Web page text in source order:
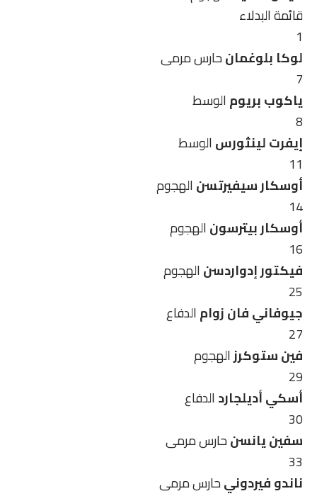
قائمة البدلاء
1
لوكا بلوغمانحارس مرمى
7
ياكوب بريومالوسط
8
إيفرت لينثورسالوسط
11
أوسكار سيفيرتسنالهجوم
14
أوسكار بيترسونالهجوم
16
فيكتور إدواردسنالهجوم
25
جيوفاني فان زوامالدفاع
27
فين ستوكرزالهجوم
29
أسكي أديلجاردالدفاع
30
سفين يانسنحارس مرمى
33
ناندو فيردونيحارس مرمى